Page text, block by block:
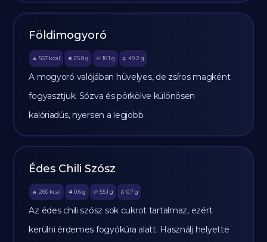
Földimogyoró
🔥 567 kcal 🥩 25.8 g 🥔 16.1 g 🫒 49.2 g
A mogyoró valójában hüvelyes, de zsíros magként
fogyasztjuk. Sózva és pörkölve különösen
kalóriadús, nyersen a legjobb.
Édes Chili Szósz
🔥 260 kcal 🥩 0.6 g 🥔 55.1 g 🫒 0.7 g
Az édes chili szósz sok cukrot tartalmaz, ezért
kerülni érdemes fogyókúra alatt. Használj helyette